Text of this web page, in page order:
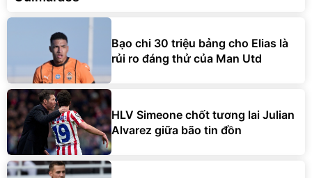
Bạo chi 30 triệu bảng cho Elias là
rủi ro đáng thử của Man Utd
HLV Simeone chốt tương lai Julian
Alvarez giữa bão tin đồn